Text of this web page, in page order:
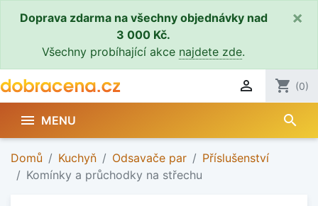
Doprava zdarma na všechny objednávky nad
3 000 Kč.
Všechny probíhající akce najdete zde.
×
 shopping_cart (0)
 MENU search
Domů Kuchyň Odsavače par
Příslušenství
Komínky a průchodky na střechu